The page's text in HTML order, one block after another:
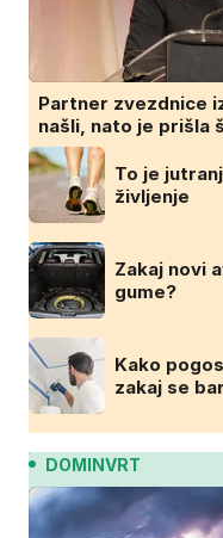
Partner zvezdnice
našli, nato je prišla
To je
življenje
Zakaj novi
gume?
Kako
zakaj se
DOMINVRT